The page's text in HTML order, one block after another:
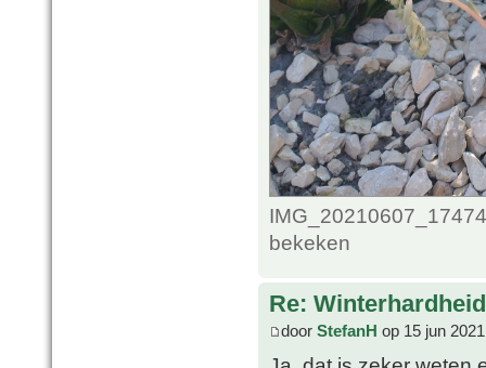
bekeken
Re:
door StefanH op 15 jun